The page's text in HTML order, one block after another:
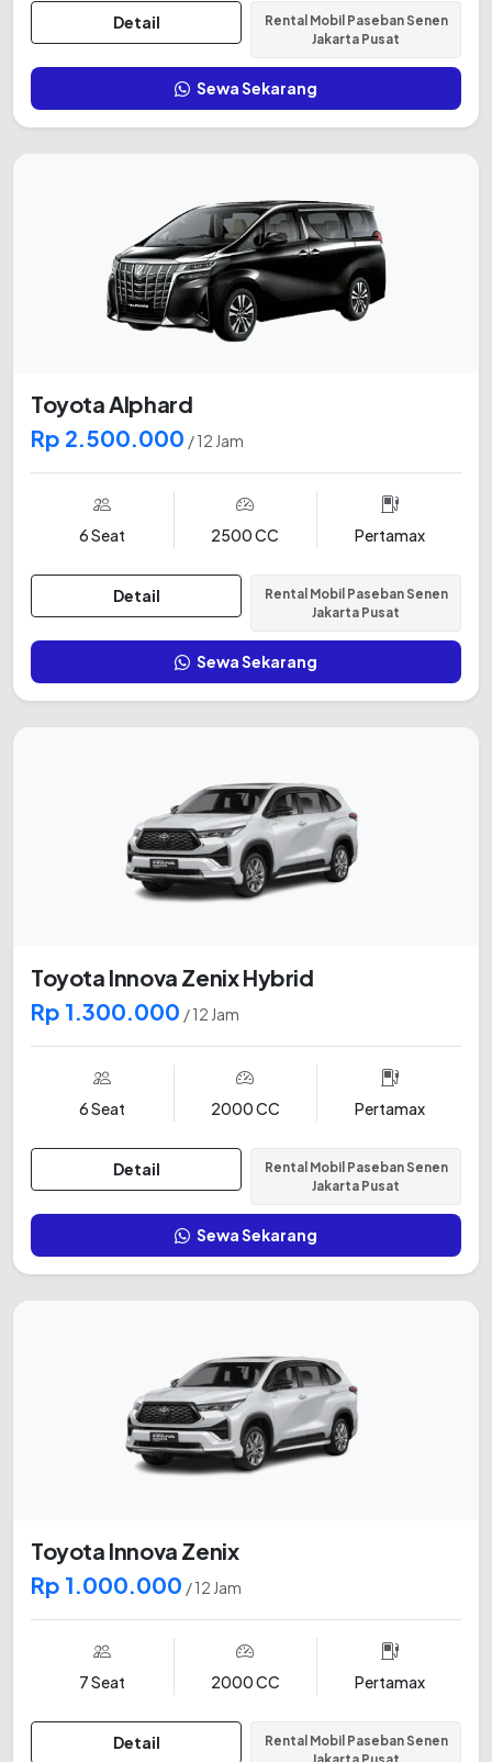
Detail
Rental Mobil Paseban Senen
Jakarta Pusat
Sewa Sekarang
Toyota Alphard
Rp 2.500.000 / 12 Jam
6 Seat 2500 CC Pertamax
Detail
Rental Mobil Paseban Senen
Jakarta Pusat
Sewa Sekarang
Toyota Innova Zenix Hybrid
Rp 1.300.000 / 12 Jam
6 Seat 2000 CC Pertamax
Detail
Rental Mobil Paseban Senen
Jakarta Pusat
Sewa Sekarang
Toyota Innova Zenix
Rp 1.000.000 / 12 Jam
7 Seat 2000 CC Pertamax
Detail
Rental Mobil Paseban Senen